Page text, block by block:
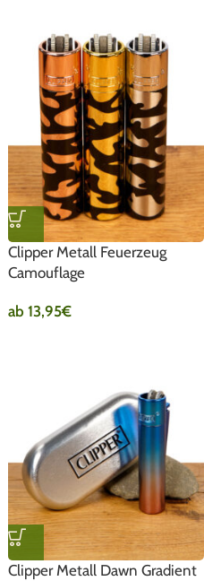
Clipper Metall Feuerzeug
Camouflage
ab 13,95€
Clipper Metall Dawn Gradient